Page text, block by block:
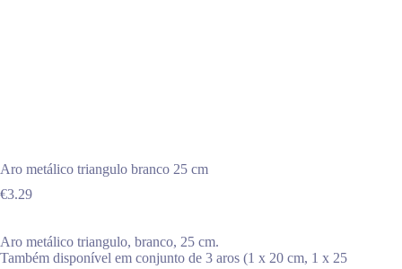
Aro metálico triangulo branco 25 cm
€3.29
Aro metálico triangulo, branco, 25 cm.
Também disponível em conjunto de 3 aros (1 x 20 cm, 1 x 25